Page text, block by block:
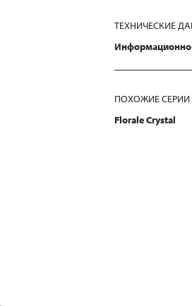
ТЕХНИЧЕСКИЕ
ПОХОЖИЕ СЕРИИ
Florale Crystal